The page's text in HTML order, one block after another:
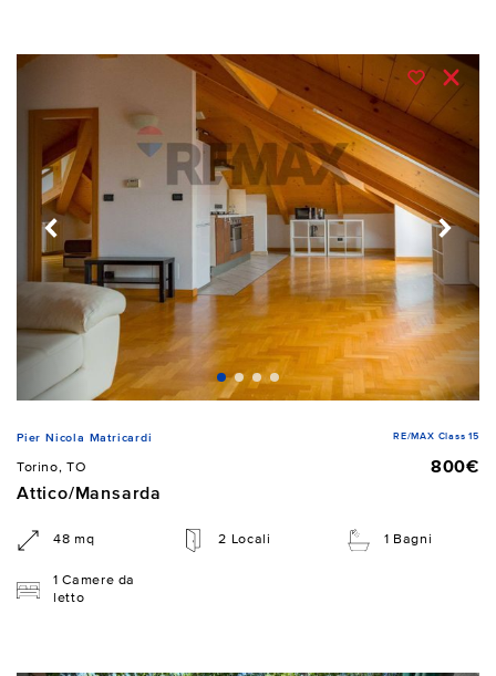
Pier Nicola Matricardi RE/MAX Class 15
Torino, TO
800€
Attico/Mansarda
48 mq 2 Locali 1 Bagni
1 Camere da
letto